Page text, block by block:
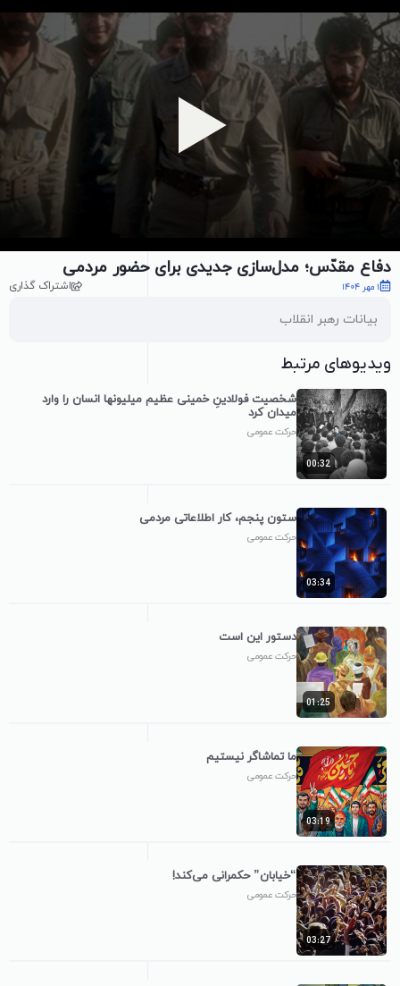
دفاع مقدّس؛ مدل‌سازی جدیدی برای حضور مردمی
1 مهر 1404 اشتراک گذاری
بیانات رهبر انقلاب
ویدیوهای مرتبط
00:32
شخصیت فولادینِ خمینی عظیم میلیونها انسان را وارد
میدان کرد
حرکت عمومی
03:34
ستون پنجم، کار اطلاعاتی مردمی
حرکت عمومی
01:25
دستور این است
حرکت عمومی
03:19
ما تماشاگر نیستیم
حرکت عمومی
03:27
“خیابان” حکمرانی می‌کند!
حرکت عمومی